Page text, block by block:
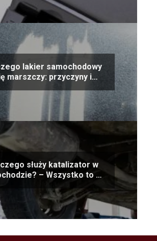
lakier samochodowy
marszczy: przyczyny i
czego służy katalizator w
– Wszystko to co
o nim wiedzieć